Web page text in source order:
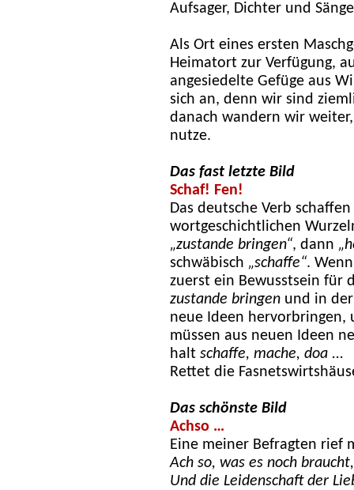
Aufsager, Dichter und
Als Ort eines ersten
Heimatort zur Verfügung,
angesiedelte Gefüge aus
sich an, denn wir sind
danach wandern wir
nutze.
Das fast letzte Bild
Schaf! Fen!
Das deutsche Verb
wortgeschichtlichen
„zustande bringen“, dann
schwäbisch „schaffe“.
zuerst ein Bewusstsein für
zustande bringen und in
neue Ideen hervorbringen,
müssen aus neuen Ideen
halt schaffe, mache, doa ...
Rettet die
Das schönste Bild
Achso …
Eine meiner Befragten rief
Ach so, was es noch
Und die Leidenschaft der